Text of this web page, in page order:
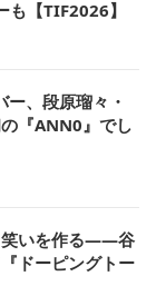
【TIF2026】
、段原瑠々・
『ANN0』でし
笑いを作る——谷
ドーピングトー